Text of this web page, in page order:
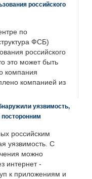
российского
по
ФСБ)
российского
это может быть
компания
компанией из
уязвимость,
российским
уязвимость. С
можно
интернет -
к приложениям и